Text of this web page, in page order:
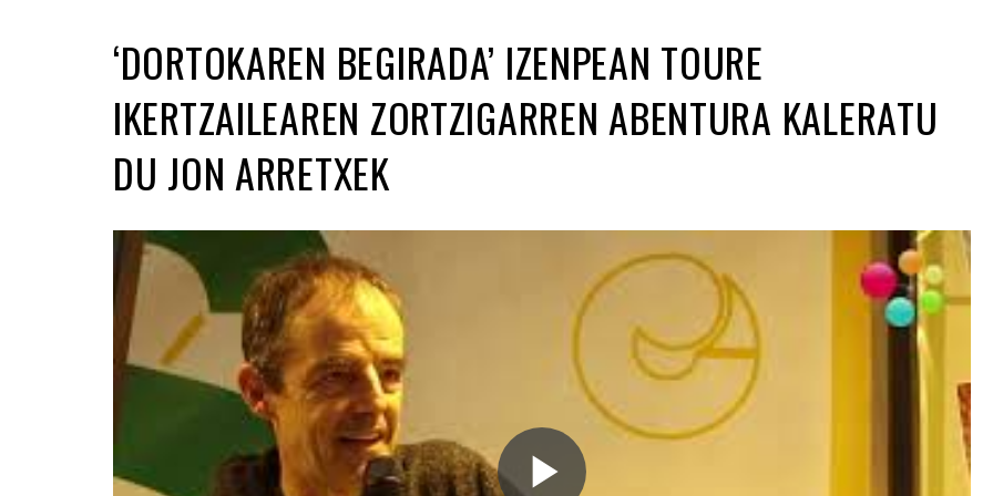
‘DORTOKAREN BEGIRADA’ IZENPEAN TOURE
IKERTZAILEAREN ZORTZIGARREN ABENTURA KALERATU
DU JON ARRETXEK